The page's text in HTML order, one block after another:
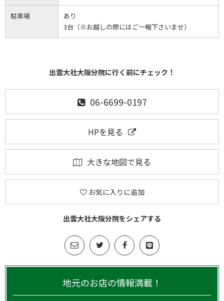
駐車場
あり
3台（※お越しの際にはご一報下さいませ）
出雲大社大阪分院に行く前にチェック！
06-6699-0197
HPを見る
大きな地図で見る
お気に入りに追加
出雲大社大阪分院をシェアする
地元のお店の情報満載！